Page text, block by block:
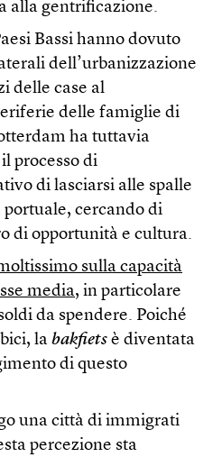
alla gentrificazione.
Bassi hanno dovuto
dell’urbanizzazione
delle case al
delle famiglie di
ha tuttavia
processo di
di lasciarsi alle spalle
cercando di
di opportunità e cultura.
sulla capacità
media, in particolare
da spendere. Poiché
la bakfiets è diventata
di questo
una città di immigrati
percezione sta